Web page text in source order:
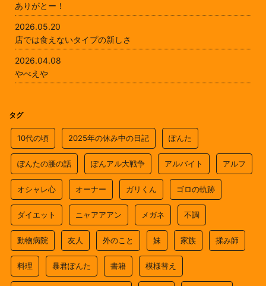
ありがとー！
2026.05.20
店では食えないタイプの新しさ
2026.04.08
やべえや
タグ
10代の頃 2025年の休み中の日記 ぽんた
ぽんたの腰の話 ぽんアル大戦争 アルバイト アルフ
オシャレ心 オーナー ガリくん ゴロの軌跡
ダイエット ニャアアアン メガネ 不調
動物病院 友人 外のこと 妹 家族 揉み師
料理 暴君ぽんた 書籍 模様替え